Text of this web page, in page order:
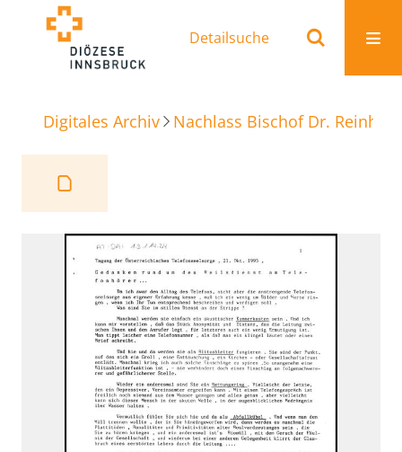
Detailsuche
Digitales Archiv Nachlass Bischof Dr.